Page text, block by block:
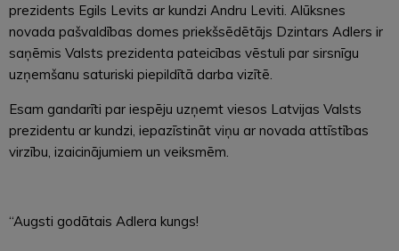
prezidents Egils Levits ar kundzi Andru Leviti. Alūksnes
novada pašvaldības domes priekšsēdētājs Dzintars Adlers ir
saņēmis Valsts prezidenta pateicības vēstuli par sirsnīgu
uzņemšanu saturiski piepildītā darba vizītē.
Esam gandarīti par iespēju uzņemt viesos Latvijas Valsts
prezidentu ar kundzi, iepazīstināt viņu ar novada attīstības
virzību, izaicinājumiem un veiksmēm.
“Augsti godātais Adlera kungs!